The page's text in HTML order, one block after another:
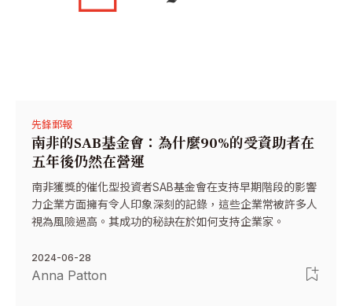
先鋒郵報
南非的SAB基金會：為什麼90%的受資助者在
五年後仍然在營運
南非獲獎的催化型投資者SAB基金會在支持早期階段的影響
力企業方面擁有令人印象深刻的記錄，這些企業常被許多人
視為風險過高。其成功的秘訣在於如何支持企業家。
2024-06-28
Anna Patton